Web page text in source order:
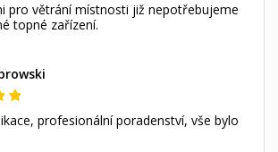
pro větrání místnosti již nepotřebujeme
topné zařízení.
profesionální poradenství, vše bylo